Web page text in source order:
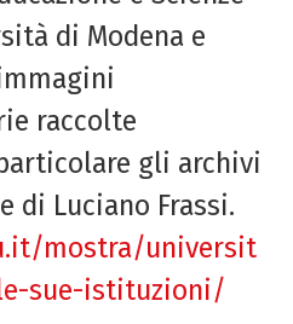
di Modena e
raccolte
gli archivi
di Luciano Frassi.
mostra/universit
sue-istituzioni/